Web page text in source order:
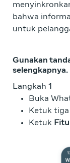
bahwa
untuk
Gunakan
selengkapnya.
Langkah 1
Buka
Ketuk
Ketuk